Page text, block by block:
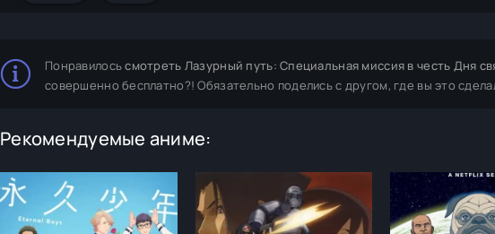
Понравилосьсмотреть Лазурный путь: Специальная миссия в честь Дня
совершенно бесплатно?! Обязательно поделись с другом, где вы это
Рекомендуемые аниме: